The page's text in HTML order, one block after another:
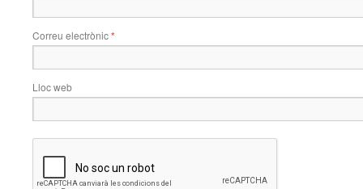
Correu electrònic*
Lloc web